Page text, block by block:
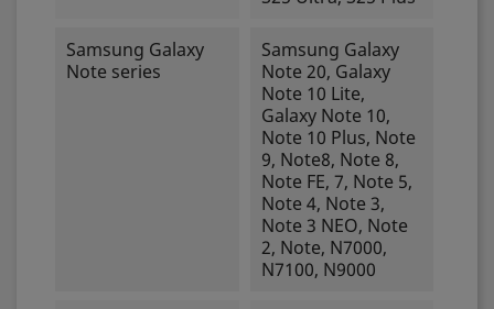
Samsung Galaxy
Note series
Samsung Galaxy
Note 20, Galaxy
Note 10 Lite,
Galaxy Note 10,
Note 10 Plus, Note
9, Note8, Note 8,
Note FE, 7, Note 5,
Note 4, Note 3,
Note 3 NEO, Note
2, Note, N7000,
N7100, N9000